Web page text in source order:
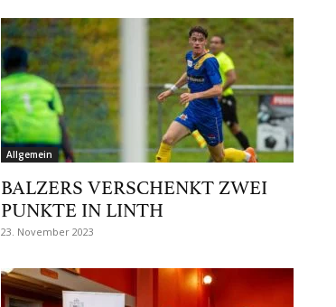
Allgemein
BALZERS VERSCHENKT ZWEI
PUNKTE IN LINTH
23. November 2023